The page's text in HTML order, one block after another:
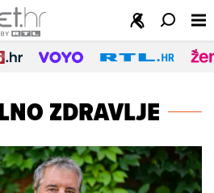
ZDRAVLJE